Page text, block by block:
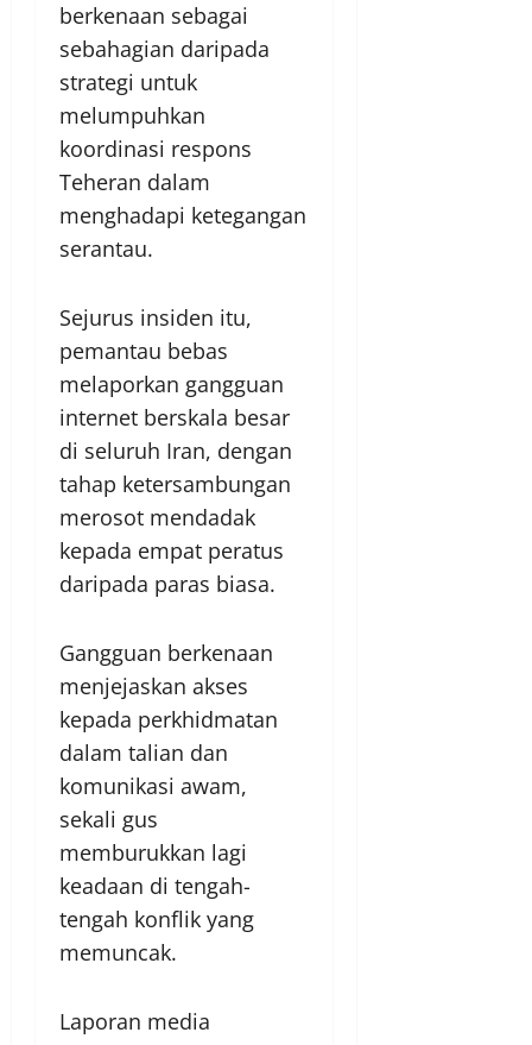
berkenaan sebagai
sebahagian daripada
strategi untuk
melumpuhkan
koordinasi respons
Teheran dalam
menghadapi ketegangan
serantau.
Sejurus insiden itu,
pemantau bebas
melaporkan gangguan
internet berskala besar
di seluruh Iran, dengan
tahap ketersambungan
merosot mendadak
kepada empat peratus
daripada paras biasa.
Gangguan berkenaan
menjejaskan akses
kepada perkhidmatan
dalam talian dan
komunikasi awam,
sekali gus
memburukkan lagi
keadaan di tengah-
tengah konflik yang
memuncak.
Laporan media